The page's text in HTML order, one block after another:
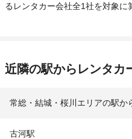
るレンタカー会社全1社を対象に
近隣の駅からレンタカ
常総・結城・桜川エリアの駅か
古河駅